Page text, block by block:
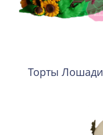
Торты Лошади